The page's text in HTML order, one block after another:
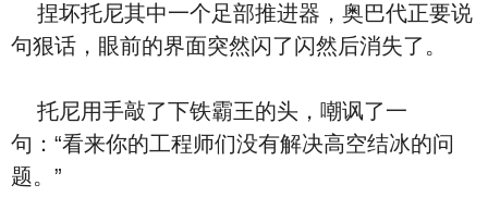
捏坏托尼其中一个足部推进器，奥巴代正要说
句狠话，眼前的界面突然闪了闪然后消失了。
托尼用手敲了下铁霸王的头，嘲讽了一
句：“看来你的工程师们没有解决高空结冰的问
题。”